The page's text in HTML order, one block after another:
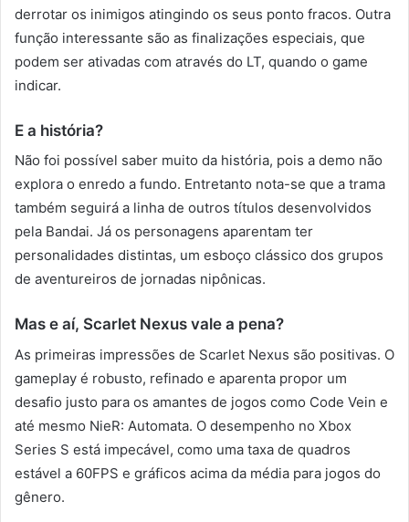
derrotar os inimigos atingindo os seus ponto fracos. Outra
função interessante são as finalizações especiais, que
podem ser ativadas com através do LT, quando o game
indicar.
E a história?
Não foi possível saber muito da história, pois a demo não
explora o enredo a fundo. Entretanto nota-se que a trama
também seguirá a linha de outros títulos desenvolvidos
pela Bandai. Já os personagens aparentam ter
personalidades distintas, um esboço clássico dos grupos
de aventureiros de jornadas nipônicas.
Mas e aí, Scarlet Nexus vale a pena?
As primeiras impressões de Scarlet Nexus são positivas. O
gameplay é robusto, refinado e aparenta propor um
desafio justo para os amantes de jogos como Code Vein e
até mesmo NieR: Automata. O desempenho no Xbox
Series S está impecável, como uma taxa de quadros
estável a 60FPS e gráficos acima da média para jogos do
gênero.